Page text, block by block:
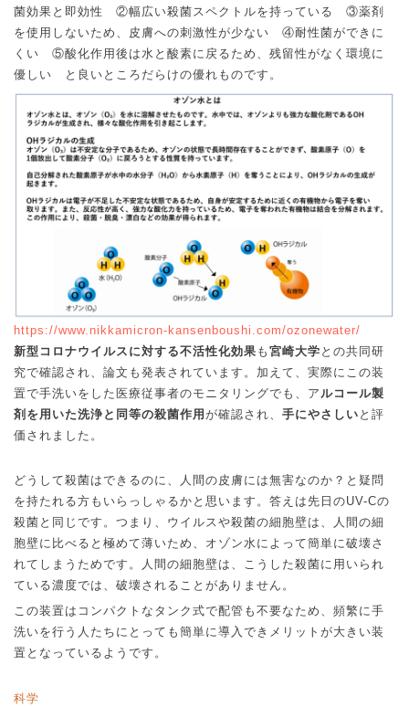
菌効果と即効性 ②幅広い殺菌スペクトルを持っている ③薬剤
を使用しないため、皮膚への刺激性が少ない ④耐性菌ができに
くい ⑤酸化作用後は水と酸素に戻るため、残留性がなく環境に
優しい と良いところだらけの優れものです。
https://www.nikkamicron-kansenboushi.com/ozonewater/
新型コロナウイルスに対する不活性化効果 も 宮崎大学 との共同研
究で確認され、論文も発表されています。加えて、実際にこの装
置で手洗いをした医療従事者のモニタリングでも、アルコール製
剤を用いた洗浄と同等の殺菌作用 が確認され、 手にやさしい と評
価されました。
どうして殺菌はできるのに、人間の皮膚には無害なのか？と疑問
を持たれる方もいらっしゃるかと思います。答えは先日のUV-Cの
殺菌と同じです。つまり、ウイルスや殺菌の細胞壁は、人間の細
胞壁に比べると極めて薄いため、オゾン水によって簡単に破壊さ
れてしまうためです。人間の細胞壁は、こうした殺菌に用いられ
ている濃度では、破壊されることがありません。
この装置はコンパクトなタンク式で配管も不要なため、頻繁に手
洗いを行う人たちにとっても簡単に導入できメリットが大きい装
置となっているようです。
科学